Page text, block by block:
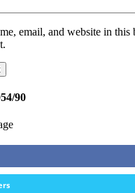
email, and website in
90